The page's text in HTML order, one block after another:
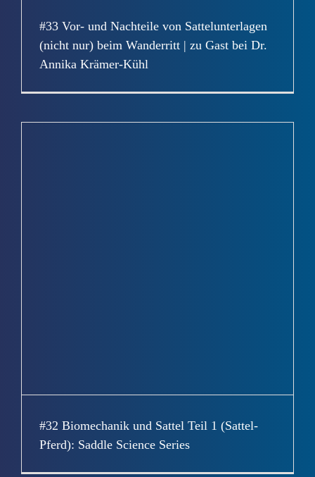
#33 Vor- und Nachteile von Sattelunterlagen
(nicht nur) beim Wanderritt | zu Gast bei Dr.
Annika Krämer-Kühl
#32 Biomechanik und Sattel Teil 1 (Sattel-
Pferd): Saddle Science Series